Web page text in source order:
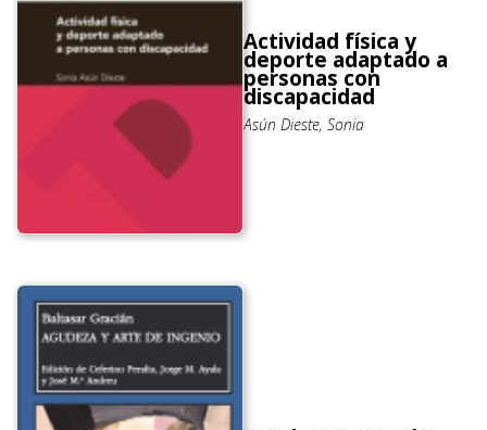
Actividad física y
deporte adaptado a
personas con
discapacidad
Asún Dieste, Sonia